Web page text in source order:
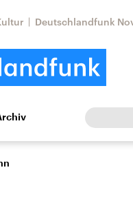
Deutschlandfunk
Europa